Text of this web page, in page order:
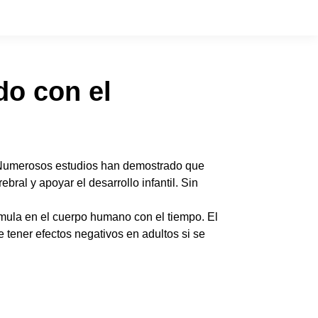
con el
estudios han demostrado que
y apoyar el desarrollo infantil. Sin
en el cuerpo humano con el tiempo. El
tener efectos negativos en adultos si se